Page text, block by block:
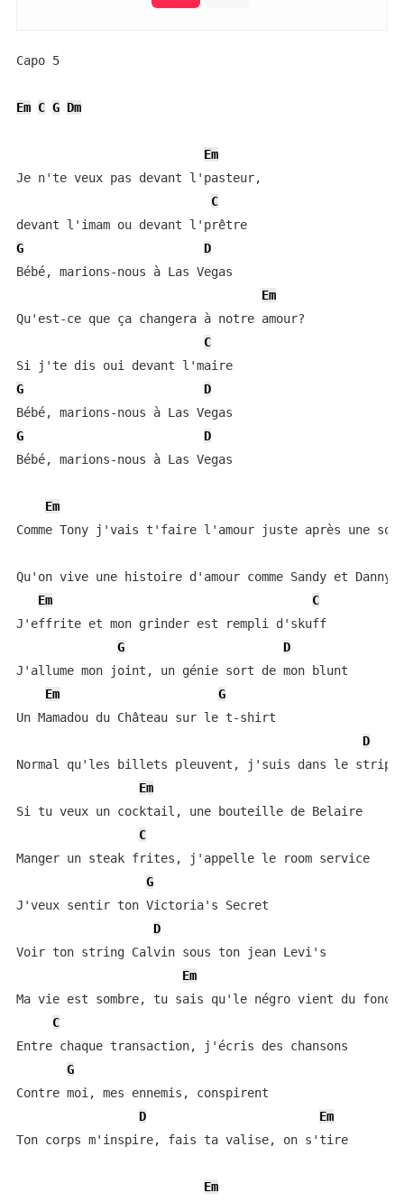
Capo 5
Em C G Dm
Em
Je n'te veux pas devant l'pasteur,
C
devant l'imam ou devant l'prêtre
G
D
Bébé, marions-nous à Las Vegas
Em
Qu'est-ce que ça changera à notre amour?
C
Si j'te dis oui devant l'maire
G
D
G
D
Bébé, marions-nous à Las Vegas
Em
Comme Tony j'vais t'faire l'amour juste après une
Qu'on vive une histoire d'amour comme Sandy et Danny
Em
C
J'effrite et mon grinder est rempli d'skuff
G
D
J'allume mon joint, un génie sort de mon blunt
Em
G
Un Mamadou du Château sur le t-shirt
D
Normal qu'les billets pleuvent, j'suis dans le strip
Em
Si tu veux un cocktail, une bouteille de Belaire
C
Manger un steak frites, j'appelle le room service
G
J'veux sentir ton Victoria's Secret
D
Voir ton string Calvin sous ton jean Levi's
Em
Ma vie est sombre, tu sais qu'le négro vient du fond
C
Entre chaque transaction, j'écris des chansons
G
Contre moi, mes ennemis, conspirent
D
Em
Ton corps m'inspire, fais ta valise, on s'tire
Em